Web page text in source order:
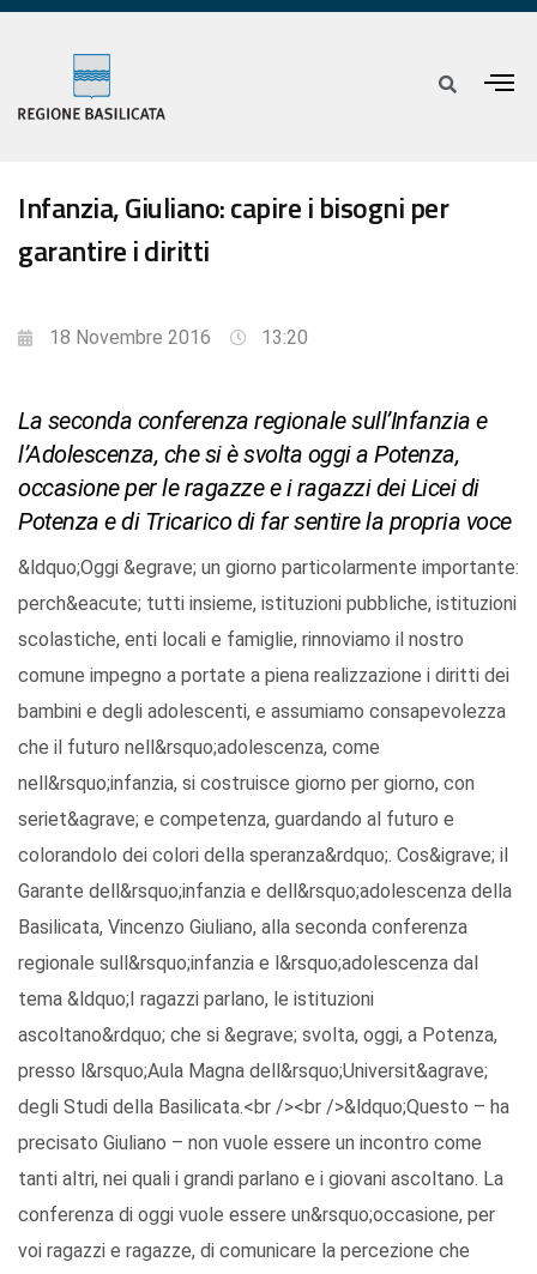
Infanzia, Giuliano: capire i bisogni per
garantire i diritti
18 Novembre 2016 13:20
La seconda conferenza regionale sull’Infanzia e
l’Adolescenza, che si è svolta oggi a Potenza,
occasione per le ragazze e i ragazzi dei Licei di
Potenza e di Tricarico di far sentire la propria voce
&ldquo;Oggi &egrave; un giorno particolarmente importante:
perch&eacute; tutti insieme, istituzioni pubbliche, istituzioni
scolastiche, enti locali e famiglie, rinnoviamo il nostro
comune impegno a portate a piena realizzazione i diritti dei
bambini e degli adolescenti, e assumiamo consapevolezza
che il futuro nell&rsquo;adolescenza, come
nell&rsquo;infanzia, si costruisce giorno per giorno, con
seriet&agrave; e competenza, guardando al futuro e
colorandolo dei colori della speranza&rdquo;. Cos&igrave; il
Garante dell&rsquo;infanzia e dell&rsquo;adolescenza della
Basilicata, Vincenzo Giuliano, alla seconda conferenza
regionale sull&rsquo;infanzia e l&rsquo;adolescenza dal
tema &ldquo;I ragazzi parlano, le istituzioni
ascoltano&rdquo; che si &egrave; svolta, oggi, a Potenza,
presso l&rsquo;Aula Magna dell&rsquo;Universit&agrave;
degli Studi della Basilicata.<br /><br />&ldquo;Questo – ha
precisato Giuliano – non vuole essere un incontro come
tanti altri, nei quali i grandi parlano e i giovani ascoltano. La
conferenza di oggi vuole essere un&rsquo;occasione, per
voi ragazzi e ragazze, di comunicare la percezione che